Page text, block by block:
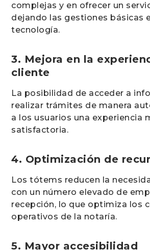
complejas y en ofrecer un
dejando las gestiones básicas
tecnología.
3. Mejora en la
cliente
La posibilidad de acceder a
realizar trámites de manera
a los usuarios una experiencia
satisfactoria.
4. Optimización de
Los tótems reducen la
con un número elevado de
recepción, lo que optimiza los
operativos de la notaría.
5. Mayor accesibilidad